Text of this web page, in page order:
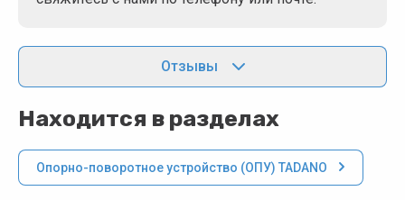
Отзывы
Находится в разделах
Опорно-поворотное устройство (ОПУ) TADANO